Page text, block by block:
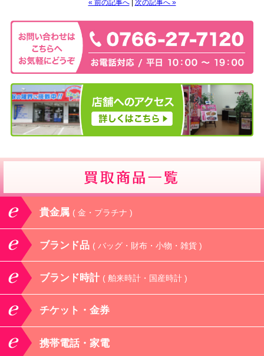
« 前の記事へ| 次の記事へ »
貴金属 ( 金・プラチナ )
ブランド品 ( バッグ・財布・小物・雑貨 )
ブランド時計 ( 舶来時計・国産時計 )
チケット・金券
携帯電話・家電